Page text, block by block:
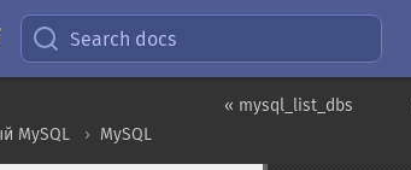
Search docs
« mysql_list_dbs
MySQL MySQL